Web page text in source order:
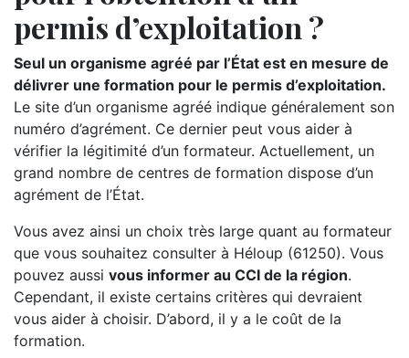
permis d’exploitation ?
Seul un organisme agréé par l’État est en mesure de
délivrer une formation pour le permis d’exploitation.
Le site d’un organisme agréé indique généralement son
numéro d’agrément. Ce dernier peut vous aider à
vérifier la légitimité d’un formateur. Actuellement, un
grand nombre de centres de formation dispose d’un
agrément de l’État.
Vous avez ainsi un choix très large quant au formateur
que vous souhaitez consulter à Héloup (61250). Vous
pouvez aussi vous informer au CCI de la région.
Cependant, il existe certains critères qui devraient
vous aider à choisir. D’abord, il y a le coût de la
formation.